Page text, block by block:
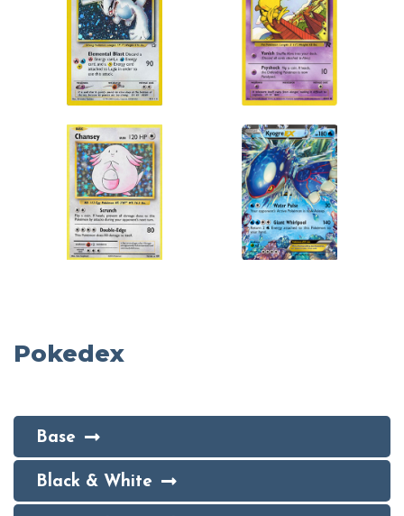
Pokedex
Base
Black & White